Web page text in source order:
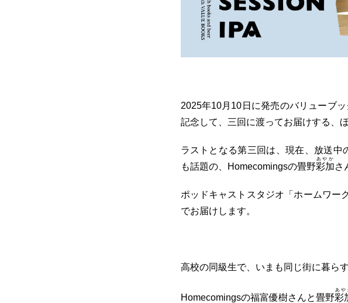
2025年10月10日に発売のバリューブ
記念して、三回に渡ってお届けする、ほ
ラストとなる第三回は、現在、放送中
も話題の、Homecomingsの畳野彩加
あやか
さ
ポッドキャストスタジオ「ホームワー
でお届けします。
高校の同級生で、いまも同じ街に暮らす
Homecomingsの福富優樹さんと畳野彩
あや